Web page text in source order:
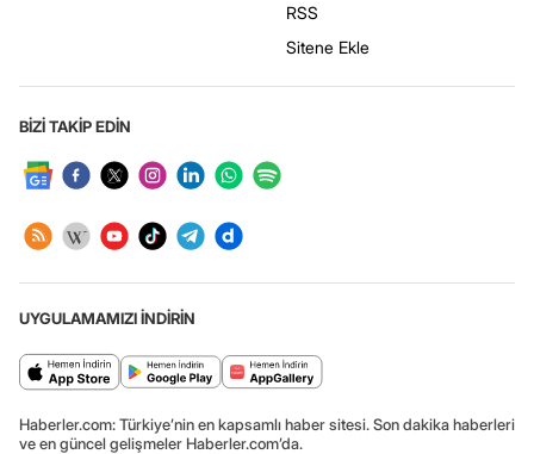
RSS
Sitene Ekle
BİZİ TAKİP EDİN
UYGULAMAMIZI İNDİRİN
Haberler.com: Türkiye’nin en kapsamlı haber sitesi. Son dakika haberleri
ve en güncel gelişmeler Haberler.com’da.